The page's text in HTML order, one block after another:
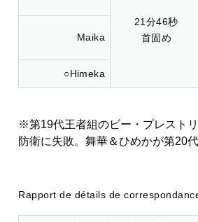
21分46秒
首固め
Maika
○Himeka
※第19代王者組のビー・プレスト
防衛に失敗。舞華＆ひめかが第20
Rapport de détails de